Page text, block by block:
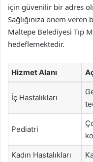
için güvenilir bir adres
Sağlığınıza önem veren
Maltepe Belediyesi Tıp
hedeflemektedir.
Hizmet Alanı
İç Hastalıkları
Pediatri
Kadın Hastalıkları